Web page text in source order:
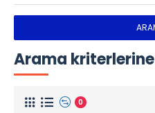
Arama
0